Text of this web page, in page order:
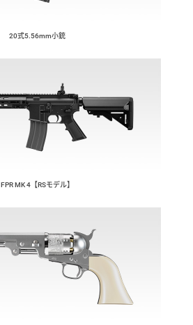
20式5.56mm小銃
FPR MK 4【RSモデル】